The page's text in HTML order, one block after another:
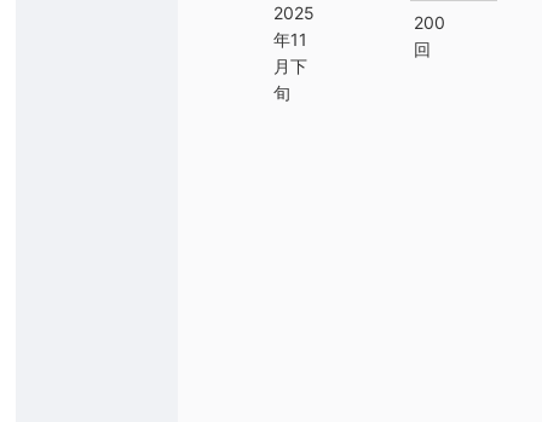
2025
年11
月下
旬
200
回